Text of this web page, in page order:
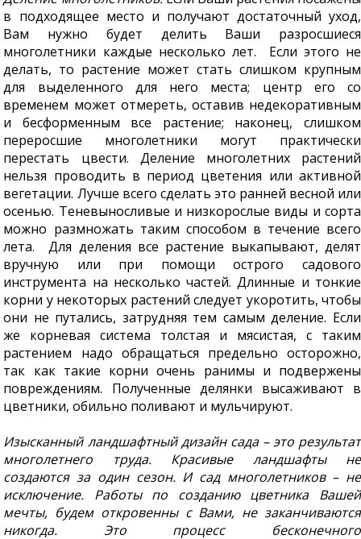
в подходящее место и получают достаточный уход,
Вам нужно будет делить Ваши разросшиеся
многолетники каждые несколько лет. Если этого не
делать, то растение может стать слишком крупным
для выделенного для него места; центр его со
временем может отмереть, оставив недекоративным
и бесформенным все растение; наконец, слишком
переросшие многолетники могут практически
перестать цвести. Деление многолетних растений
нельзя проводить в период цветения или активной
вегетации. Лучше всего сделать это ранней весной или
осенью. Теневыносливые и низкорослые виды и сорта
можно размножать таким способом в течение всего
лета. Для деления все растение выкапывают, делят
вручную или при помощи острого садового
инструмента на несколько частей. Длинные и тонкие
корни у некоторых растений следует укоротить, чтобы
они не путались, затрудняя тем самым деление. Если
же корневая система толстая и мясистая, с таким
растением надо обращаться предельно осторожно,
так как такие корни очень ранимы и подвержены
повреждениям. Полученные делянки высаживают в
цветники, обильно поливают и мульчируют.
Изысканный ландшафтный дизайн сада – это результат
многолетнего труда. Красивые ландшафты не
создаются за один сезон. И сад многолетников – не
исключение. Работы по созданию цветника Вашей
мечты, будем откровенны с Вами, не заканчиваются
никогда. Это процесс бесконечного